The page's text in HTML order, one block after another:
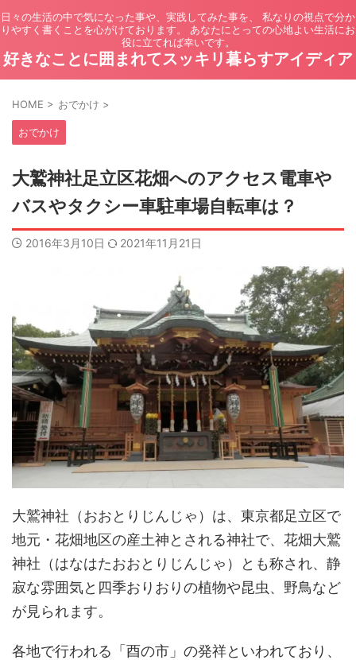
日々の生活の中で気になった事や、実践してみた事を、 私なりの視点で分か
りやすく書くことを心がけております。 あなたにとっての心地よい生活にお
役に立てれば幸いです。
好きなことに囲まれてスッキリ暮らすアイディア
HOME > おでかけ >
おでかけ
大鷲神社足立区花畑へのアクセス電車や
バスやタクシー車駐車場自転車は？
2016年3月10日 2021年11月21日
大鷲神社（おおとりじんじゃ）は、東京都足立区で
地元・花畑地区の産土神とされる神社で、花畑大鷲
神社（はなはたおおとりじんじゃ）とも称され、静
寂な雰囲気と四季おりおりの植物や昆虫、野鳥など
が見られます。
各地で行われる「酉の市」の発祥といわれており、